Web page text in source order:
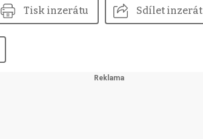
Tisk inzerátu Sdílet inzerát